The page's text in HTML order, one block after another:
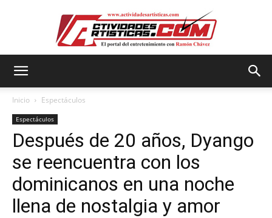
Inicio Espectáculos
Espectáculos
Después de 20 años, Dyango
se reencuentra con los
dominicanos en una noche
llena de nostalgia y amor